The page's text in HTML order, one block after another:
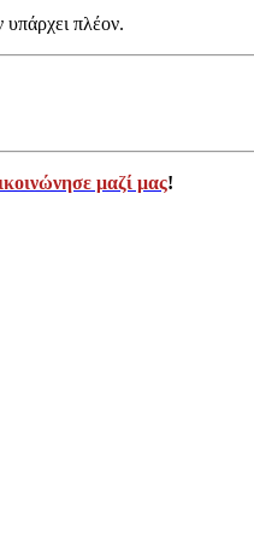
υπάρχει πλέον.
μαζί μας!